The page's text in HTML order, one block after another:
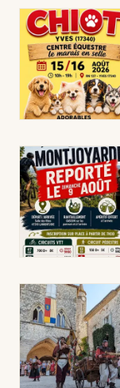
Sports
Soirées
Sorties famille
Sorties &
Bourse
Bourse
Bourse
Newsletter
Paris
Strasbourg
Toulouse
Toutes les villes